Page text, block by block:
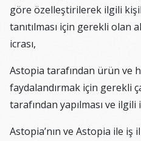
göre özelleştirilerek ilgili
tanıtılması için gerekli olan
icrası,
Astopia tarafından ürün ve
faydalandırmak için gerekli
tarafından yapılması ve
Astopia’nın ve Astopia ile